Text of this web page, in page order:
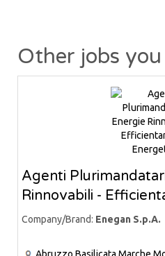
Other jobs
Agenti
Rinnovabili -
Company/Brand: Enegan S.p.A.